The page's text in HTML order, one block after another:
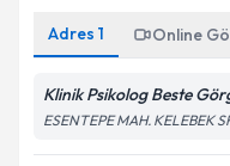
Adres 1 Online
Klinik Psikolog Beste
ESENTEPE MAH. KELEBEK